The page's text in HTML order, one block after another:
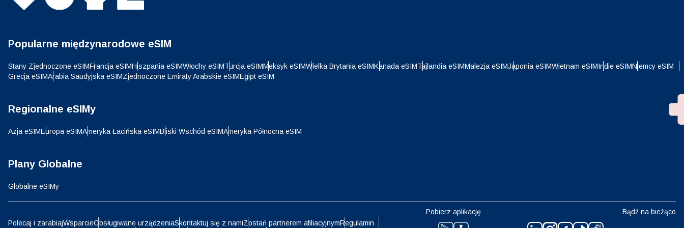
Popularne międzynarodowe eSIM
Stany Zjednoczone eSIMFrancja eSIMHiszpania eSIMWłochy eSIMTurcja eSIMMeksyk eSIMWielka Brytania eSIMKanada eSIMTajlandia eSIMMalezja eSIMJaponia eSIMWietnam eSIMIndie eSIMNiemcy eSIM
Grecja eSIMArabia Saudyjska eSIMZjednoczone Emiraty Arabskie eSIMEgipt eSIM
Regionalne eSIMy
Azja eSIMEuropa eSIMAmeryka Łacińska eSIMBliski Wschód eSIMAmeryka Północna eSIM
Plany Globalne
Globalne eSIMy
Polecaj i zarabiajWsparcieObsługiwane urządzeniaSkontaktuj się z namiZostań partnerem afiliacyjnymRegulamin
Pobierz aplikację Bądź na bieżąco
Deutsch Français
日本語
JPY - Jen
AED - Dirham Zjednoczonych
ILS - Nowy Izraelski Szekel